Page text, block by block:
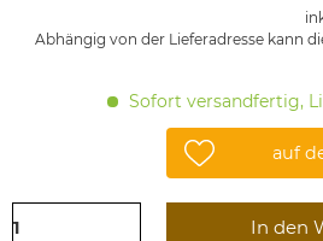
Abhängig von der Lieferadresse kann
Sofort versandfertig,
auf
In den